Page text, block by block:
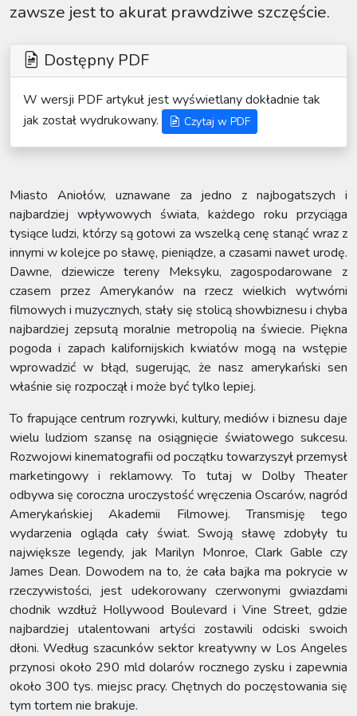
zawsze jest to akurat prawdziwe szczęście.
Dostępny PDF
W wersji PDF artykuł jest wyświetlany dokładnie tak
jak został wydrukowany.
Czytaj w PDF
Miasto Aniołów, uznawane za jedno z najbogatszych i
najbardziej wpływowych świata, każdego roku przyciąga
tysiące ludzi, którzy są gotowi za wszelką cenę stanąć wraz z
innymi w kolejce po sławę, pieniądze, a czasami nawet urodę.
Dawne, dziewicze tereny Meksyku, zagospodarowane z
czasem przez Amerykanów na rzecz wielkich wytwórni
filmowych i muzycznych, stały się stolicą showbiznesu i chyba
najbardziej zepsutą moralnie metropolią na świecie. Piękna
pogoda i zapach kalifornijskich kwiatów mogą na wstępie
wprowadzić w błąd, sugerując, że nasz amerykański sen
właśnie się rozpoczął i może być tylko lepiej.
To frapujące centrum rozrywki, kultury, mediów i biznesu daje
wielu ludziom szansę na osiągnięcie światowego sukcesu.
Rozwojowi kinematografii od początku towarzyszył przemysł
marketingowy i reklamowy. To tutaj w Dolby Theater
odbywa się coroczna uroczystość wręczenia Oscarów, nagród
Amerykańskiej Akademii Filmowej. Transmisję tego
wydarzenia ogląda cały świat. Swoją sławę zdobyły tu
największe legendy, jak Marilyn Monroe, Clark Gable czy
James Dean. Dowodem na to, że cała bajka ma pokrycie w
rzeczywistości, jest udekorowany czerwonymi gwiazdami
chodnik wzdłuż Hollywood Boulevard i Vine Street, gdzie
najbardziej utalentowani artyści zostawili odciski swoich
dłoni. Według szacunków sektor kreatywny w Los Angeles
przynosi około 290 mld dolarów rocznego zysku i zapewnia
około 300 tys. miejsc pracy. Chętnych do poczęstowania się
tym tortem nie brakuje.